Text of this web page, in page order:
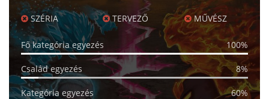
SZÉRIA TERVEZŐ MŰVÉSZ
Fő kategória egyezés 100%
Család egyezés 8%
Kategória egyezés
60%